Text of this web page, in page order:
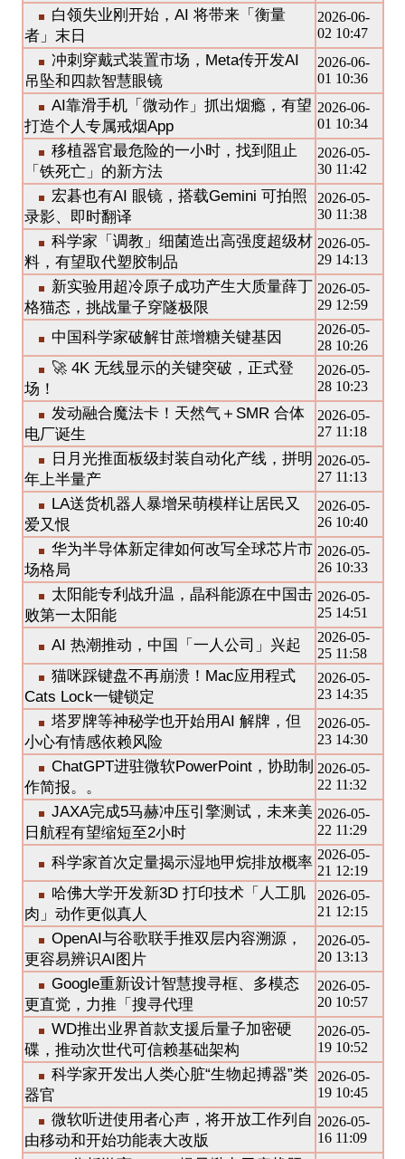
白领失业刚开始，AI 将带来「衡量
者」末日
2026-06-
02 10:47
冲刺穿戴式装置市场，Meta传开发AI
吊坠和四款智慧眼镜
2026-06-
01 10:36
AI靠滑手机「微动作」抓出烟瘾，有望
打造个人专属戒烟App
2026-06-
01 10:34
移植器官最危险的一小时，找到阻止
「铁死亡」的新方法
2026-05-
30 11:42
宏碁也有AI 眼镜，搭载Gemini 可拍照
录影、即时翻译
2026-05-
30 11:38
科学家「调教」细菌造出高强度超级材
料，有望取代塑胶制品
2026-05-
29 14:13
新实验用超冷原子成功产生大质量薛丁
格猫态，挑战量子穿隧极限
2026-05-
29 12:59
中国科学家破解甘蔗增糖关键基因
2026-05-
28 10:26
🚀 4K 无线显示的关键突破，正式登
场！
2026-05-
28 10:23
发动融合魔法卡！天然气＋SMR 合体
电厂诞生
2026-05-
27 11:18
日月光推面板级封装自动化产线，拼明
年上半量产
2026-05-
27 11:13
LA送货机器人暴增呆萌模样让居民又
爱又恨
2026-05-
26 10:40
华为半导体新定律如何改写全球芯片市
场格局
2026-05-
26 10:33
太阳能专利战升温，晶科能源在中国击
败第一太阳能
2026-05-
25 14:51
AI 热潮推动，中国「一人公司」兴起
2026-05-
25 11:58
猫咪踩键盘不再崩溃！Mac应用程式
Cats Lock一键锁定
2026-05-
23 14:35
塔罗牌等神秘学也开始用AI 解牌，但
小心有情感依赖风险
2026-05-
23 14:30
ChatGPT进驻微软PowerPoint，协助制
作简报。。
2026-05-
22 11:32
JAXA完成5马赫冲压引擎测试，未来美
日航程有望缩短至2小时
2026-05-
22 11:29
科学家首次定量揭示湿地甲烷排放概率 2026-05-
21 12:19
哈佛大学开发新3D 打印技术「人工肌
肉」动作更似真人
2026-05-
21 12:15
OpenAI与谷歌联手推双层内容溯源，
更容易辨识AI图片
2026-05-
20 13:13
Google重新设计智慧搜寻框、多模态
更直觉，力推「搜寻代理
2026-05-
20 10:57
WD推出业界首款支援后量子加密硬
碟，推动次世代可信赖基础架构
2026-05-
19 10:52
科学家开发出人类心脏“生物起搏器”类
器官
2026-05-
19 10:45
微软听进使用者心声，将开放工作列自
由移动和开始功能表大改版
2026-05-
16 11:09